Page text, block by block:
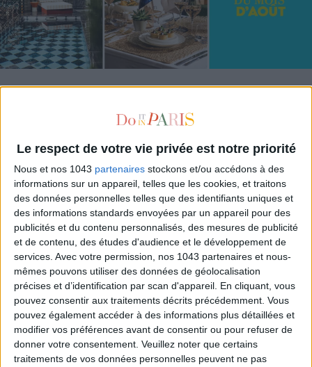
Le respect de votre vie privée est notre priorité
Nous et nos 1043 partenaires stockons et/ou accédons à des
informations sur un appareil, telles que les cookies, et traitons
des données personnelles telles que des identifiants uniques et
des informations standards envoyées par un appareil pour des
publicités et du contenu personnalisés, des mesures de publicité
et de contenu, des études d'audience et le développement de
services. Avec votre permission, nos 1043 partenaires et nous-
mêmes pouvons utiliser des données de géolocalisation
précises et d’identification par scan d'appareil. En cliquant, vous
pouvez consentir aux traitements décrits précédemment. Vous
pouvez également accéder à des informations plus détaillées et
modifier vos préférences avant de consentir ou pour refuser de
donner votre consentement. Veuillez noter que certains
traitements de vos données personnelles peuvent ne pas
TOUT CE QUE VOUS DEVEZ FAIRE À PARIS EN AOÛT
LES SPF 50 QUI DONNENT ENVIE DE SE TARTINER